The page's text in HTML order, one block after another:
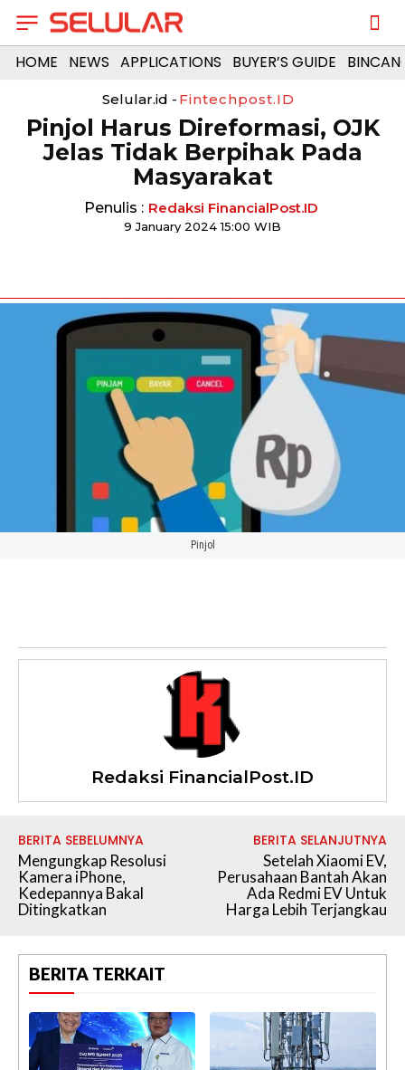
HOME NEWS APPLICATIONS BUYER’S GUIDE
Selular.id - Fintechpost.ID
Pinjol Harus Direformasi, OJK
Jelas Tidak Berpihak Pada
Masyarakat
Penulis : Redaksi FinancialPost.ID
9 January 2024 15:00 WIB
Pinjol
Redaksi FinancialPost.ID
BERITA SEBELUMNYA
Mengungkap Resolusi
Kamera iPhone,
Kedepannya Bakal
Ditingkatkan
BERITA SELANJUTNYA
Setelah Xiaomi EV,
Perusahaan Bantah Akan
Ada Redmi EV Untuk
Harga Lebih Terjangkau
BERITA TERKAIT